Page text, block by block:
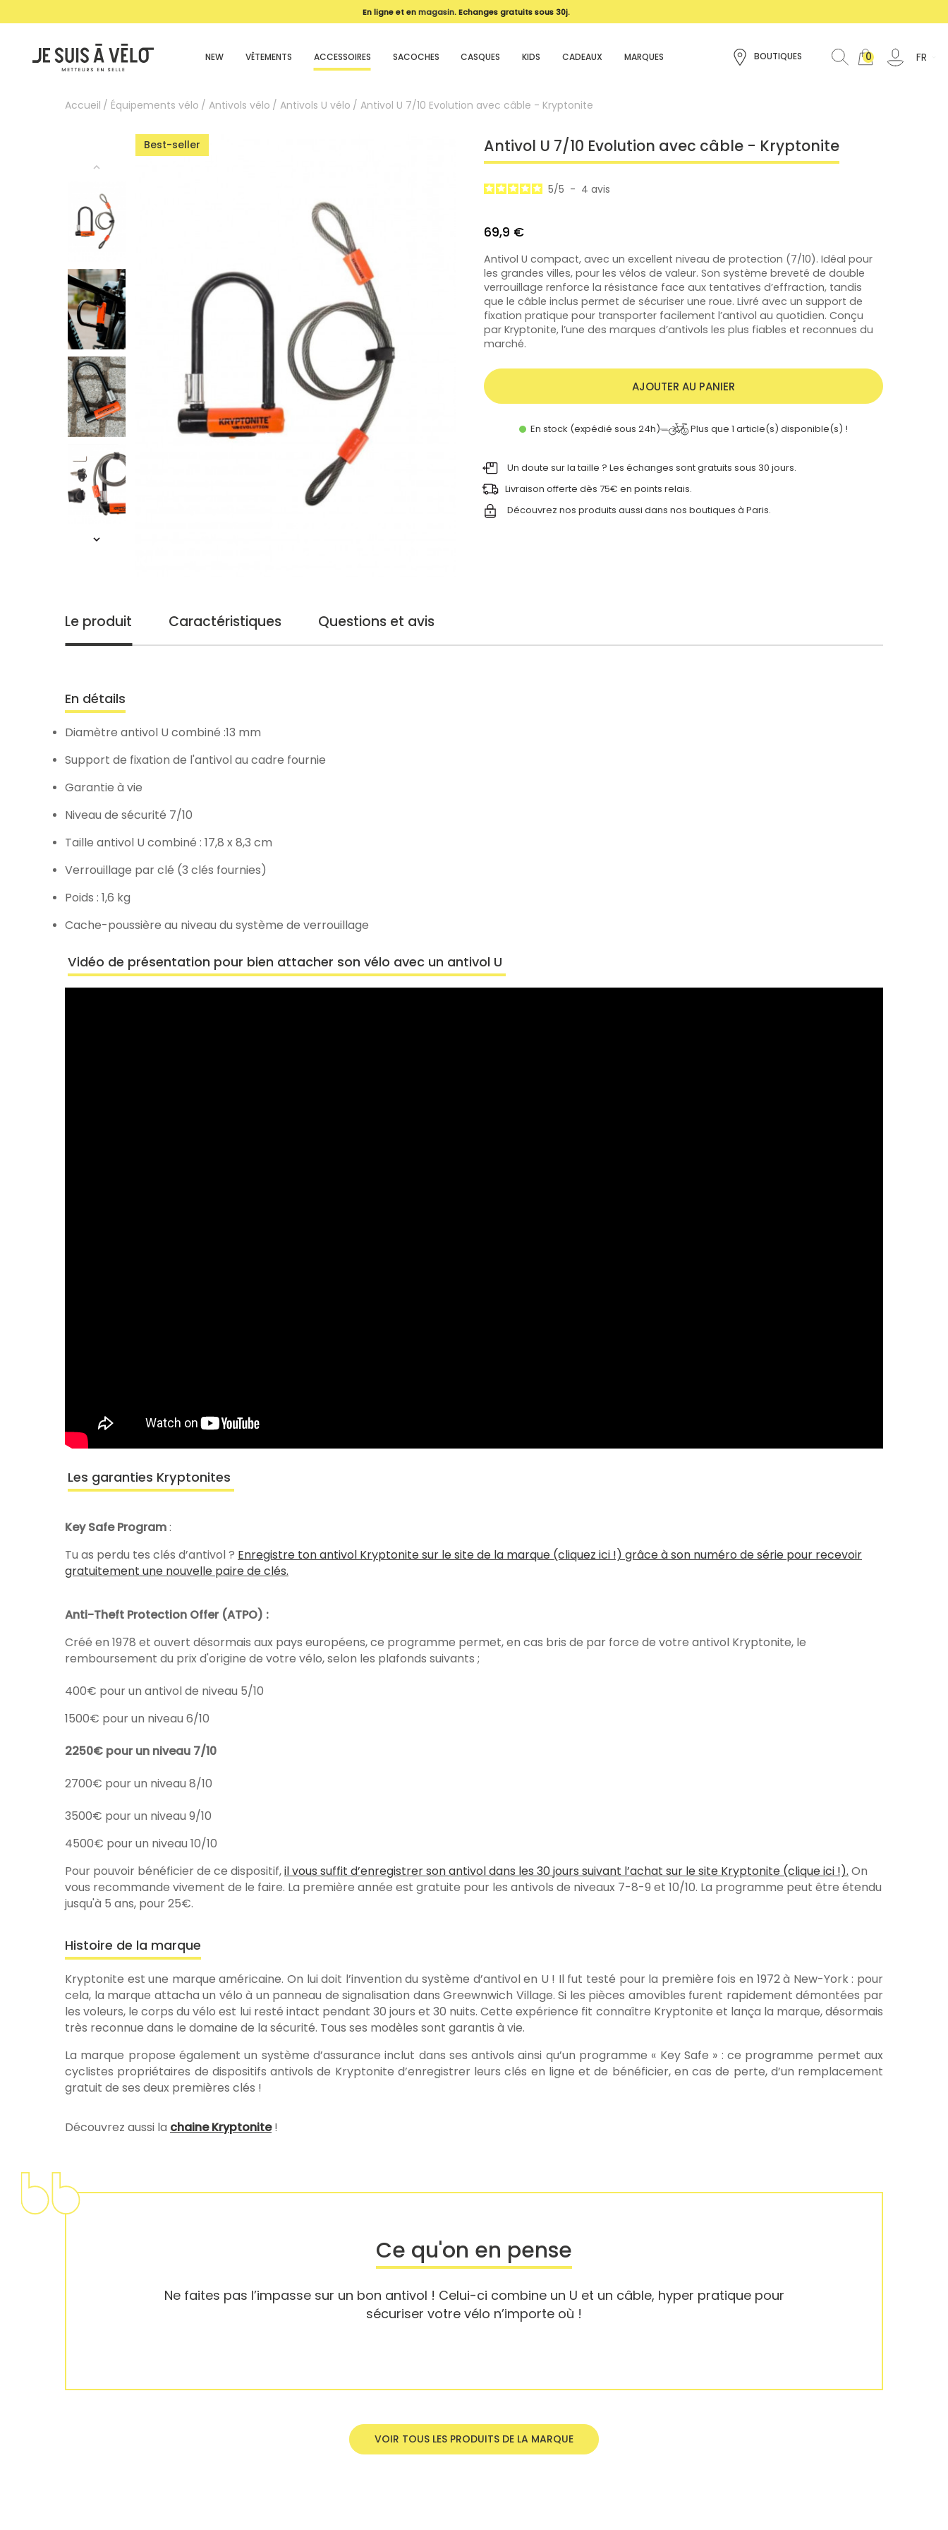
En ligne et enmagasin. Echanges gratuits sous 30j.
NEW VÊTEMENTS ACCESSOIRES SACOCHES CASQUES KIDS CADEAUX MARQUES BOUTIQUES 0 FR
Accueil Équipements vélo Antivols vélo Antivols U vélo Antivol U 7/10 Evolution avec câble - Kryptonite
Best-seller Antivol U 7/10 Evolution avec câble - Kryptonite
5/5 - 4 avis
69,9 €
Antivol U compact, avec un excellent niveau de protection (7/10). Idéal pour
les grandes villes, pour les vélos de valeur. Son système breveté de double
verrouillage renforce la résistance face aux tentatives d’effraction, tandis
que le câble inclus permet de sécuriser une roue. Livré avec un support de
fixation pratique pour transporter facilement l’antivol au quotidien. Conçu
par Kryptonite, l’une des marques d’antivols les plus fiables et reconnues du
marché.
AJOUTER AU PANIER
En stock (expédié sous 24h) Plus que 1 article(s) disponible(s) !
Un doute sur la taille ? Les échanges sont gratuits sous 30 jours.
Livraison offerte dès 75€ en points relais.
Découvrez nos produits aussi dans nos boutiques à Paris.
Le produit Caractéristiques Questions et avis
En détails
Diamètre antivol U combiné :13 mm
Support de fixation de l'antivol au cadre fournie
Garantie à vie
Niveau de sécurité 7/10
Taille antivol U combiné : 17,8 x 8,3 cm
Verrouillage par clé (3 clés fournies)
Poids : 1,6 kg
Cache-poussière au niveau du système de verrouillage
Vidéo de présentation pour bien attacher son vélo avec un antivol U
Les garanties Kryptonites
Key Safe Program:
Tu as perdu tes clés d’antivol ? Enregistre ton antivol Kryptonite sur le site de la marque (cliquez ici !) grâce à son numéro de série pour recevoir
gratuitement une nouvelle paire de clés.
Anti-Theft Protection Offer (ATPO) :
Créé en 1978 et ouvert désormais aux pays européens, ce programme permet, en cas bris de par force de votre antivol Kryptonite, le
remboursement du prix d'origine de votre vélo, selon les plafonds suivants ;
400€ pour un antivol de niveau 5/10
1500€ pour un niveau 6/10
2250€ pour un niveau 7/10
2700€ pour un niveau 8/10
3500€ pour un niveau 9/10
4500€ pour un niveau 10/10
Pour pouvoir bénéficier de ce dispositif,il vous suffit d’enregistrer son antivol dans les 30 jours suivant l’achat sur le site Kryptonite (clique ici !). On
vous recommande vivement de le faire. La première année est gratuite pour les antivols de niveaux 7-8-9 et 10/10. La programme peut être étendu
jusqu'à 5 ans, pour 25€.
Histoire de la marque
Kryptonite est une marque américaine. On lui doit l’invention du système d’antivol en U ! Il fut testé pour la première fois en 1972 à New-York : pour
cela, la marque attacha un vélo à un panneau de signalisation dans Greewnwich Village. Si les pièces amovibles furent rapidement démontées par
les voleurs, le corps du vélo est lui resté intact pendant 30 jours et 30 nuits. Cette expérience fit connaître Kryptonite et lança la marque, désormais
très reconnue dans le domaine de la sécurité. Tous ses modèles sont garantis à vie.
La marque propose également un système d’assurance inclut dans ses antivols ainsi qu’un programme « Key Safe » : ce programme permet aux
cyclistes propriétaires de dispositifs antivols de Kryptonite d’enregistrer leurs clés en ligne et de bénéficier, en cas de perte, d’un remplacement
gratuit de ses deux premières clés !
Découvrez aussi la chaine Kryptonite!
Ce qu'on en pense
Ne faites pas l’impasse sur un bon antivol ! Celui-ci combine un U et un câble, hyper pratique pour
sécuriser votre vélo n’importe où !
VOIR TOUS LES PRODUITS DE LA MARQUE